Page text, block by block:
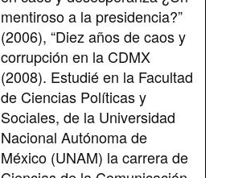
mentiroso a la presidencia?”
(2006), “Diez años de caos y
corrupción en la CDMX
(2008). Estudié en la Facultad
de Ciencias Políticas y
Sociales, de la Universidad
Nacional Autónoma de
México (UNAM) la carrera de